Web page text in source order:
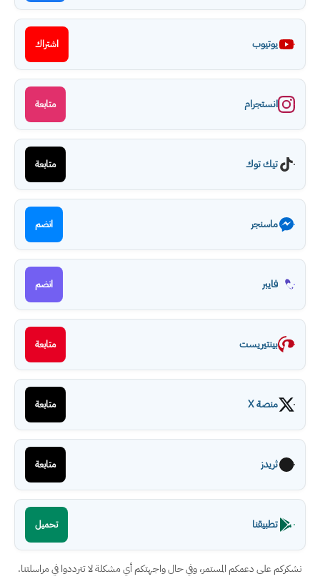
يوتيوب اشتراك
انستجرام متابعة
تيك توك متابعة
ماسنجر انضم
فايبر انضم
بينتيريست متابعة
منصة X متابعة
ثريدز متابعة
تطبيقنا تحميل
نشكركم على دعمكم المستمر، وفي حال واجهتكم أي مشكلة لا تترددوا في مراسلتنا.